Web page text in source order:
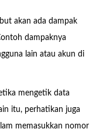
akan ada dampak
dampaknya
lain atau akun di
mengetik data
itu, perhatikan juga
memasukkan nomor